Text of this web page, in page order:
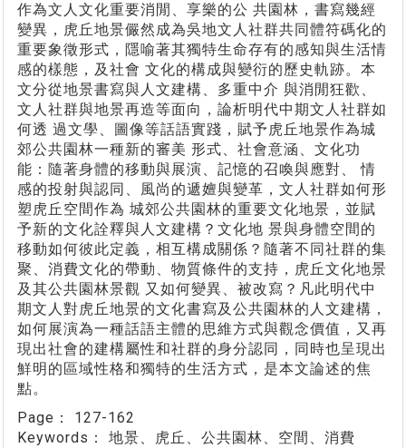
作為文人文化重要消閒、享樂的公 共園林，書寫幾經
變異，虎丘地景儼然成為吳地文人社群共同體符碼化的
重要象徵形式，隱喻著其獨特生命存有的感知與生活情
感的樣態，及社會 文化的構成與變衍的歷史軌跡。本
文分從地景書寫與人文建構、多重中介 與消閒狂歡、
文人社群與地景再造等面向，論析明代中期文人社群如
何透 過文學、圖像等話語實踐，賦予虎丘地景作為城
郊公共園林一種新的審美 形式、社會意涵、文化功
能：隨著身體的移動與展演、記憶的召喚與應對、 情
感的投射與認同、風尚的遞嬗與變革，文人社群如何形
塑虎丘空間作為 城郊公共園林的重要文化地景，並賦
予新的文化詮釋與人文建構？文化地 景與身體空間的
移動如何彼此定義，相互構成關係？隨著不同社群的集
聚、消費文化的帶動、物質條件的支持，虎丘文化地景
及其公共園林景觀 又如何變異、被改寫？凡此明代中
期文人對虎丘地景的文化書寫及公共園林的人文建構，
如何展演為一種話語主體的思維方式與觀念價值，又再
現出社會的建構屬性和社群的身分認同，同時也呈現出
鮮明的區域性格和獨特的生活方式，是本文論述的焦
點。
Page： 127-162
Keywords： 地景、虎丘、公共園林、空間、消費